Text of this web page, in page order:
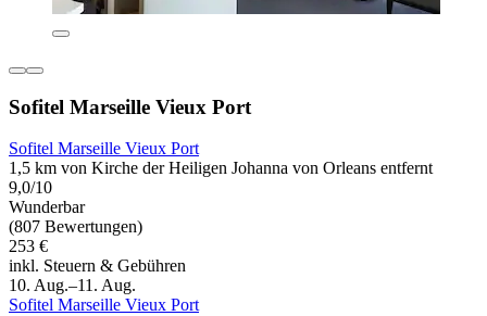
Sofitel Marseille Vieux Port
Sofitel Marseille Vieux Port
1,5 km von Kirche der Heiligen Johanna von Orleans entfernt
9,0/10
Wunderbar
(807 Bewertungen)
253 €
inkl. Steuern & Gebühren
10. Aug.–11. Aug.
Sofitel Marseille Vieux Port